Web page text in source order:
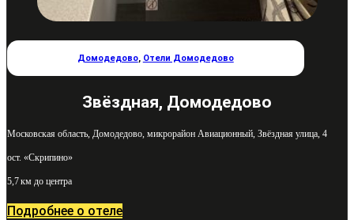
Домодедово, Отели Домодедово
Звёздная, Домодедово
Московская область, Домодедово, микрорайон Авиационный, Звёздная улица, 4
ост. «Скрипино»
5,7 км до центра
Подробнее о отеле